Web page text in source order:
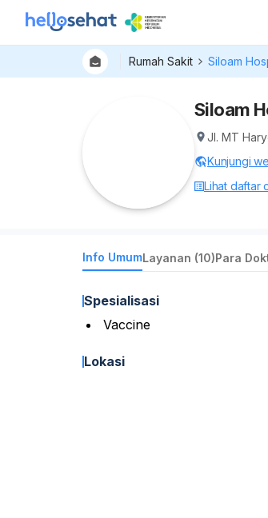
Rumah Sakit
Siloam
Jl. MT
Kunjungi
Lihat daftar
Info UmumLayanan (10)Para
Spesialisasi
Vaccine
Lokasi